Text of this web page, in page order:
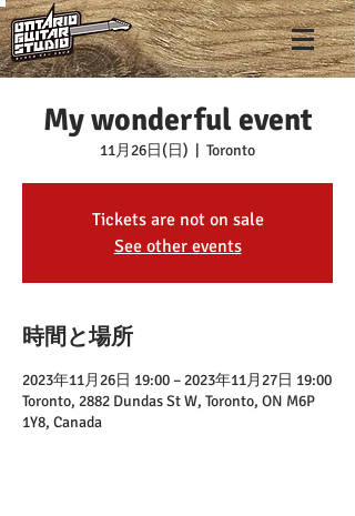
My wonderful event
11月26日(日) Toronto
Tickets are not on sale
See other events
時間と場所
2023年11月26日 19:00 – 2023年11月27日 19:00
Toronto, 2882 Dundas St W, Toronto, ON M6P
1Y8, Canada